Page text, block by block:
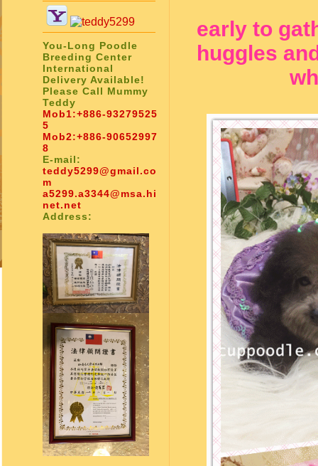
You-Long Poodle
Breeding Center
International
Delivery Available!
Please Call Mummy
Teddy
Mob1:+886-93279525
5
Mob2:+886-90652997
8
E-mail:
teddy5299@gmail.co
m
a5299.a3344@msa.hi
net.net
Address:
early to
huggles